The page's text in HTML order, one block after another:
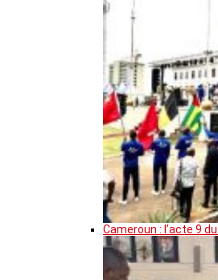
Cameroun : l’acte 9